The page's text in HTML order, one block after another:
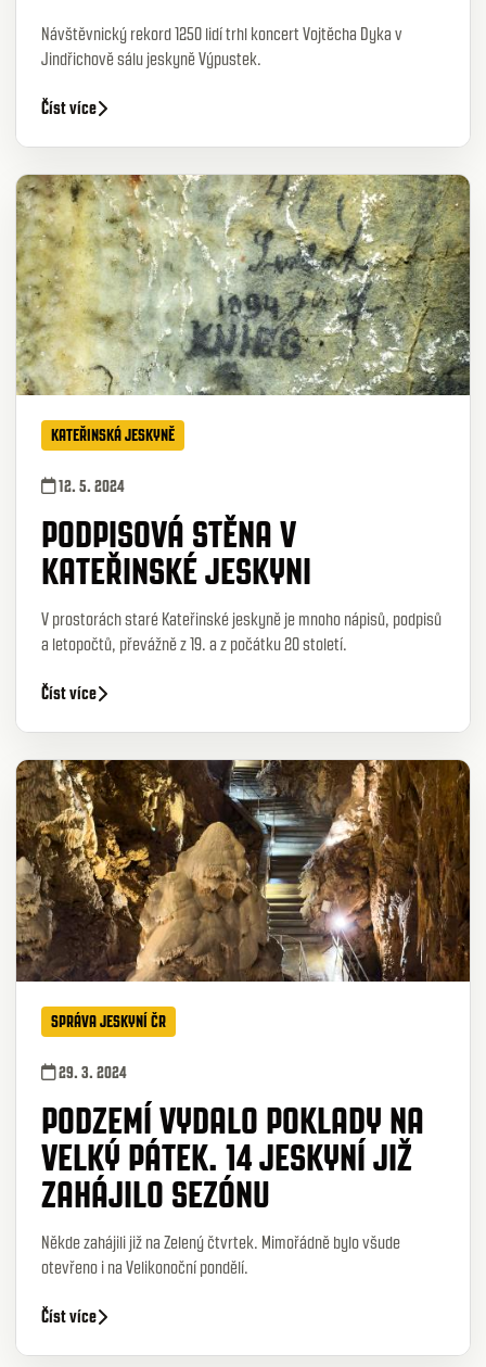
Návštěvnický rekord 1250 lidí trhl koncert Vojtěcha Dyka v
Jindřichově sálu jeskyně Výpustek.
Číst více
KATEŘINSKÁ JESKYNĚ
12. 5. 2024
PODPISOVÁ STĚNA V
KATEŘINSKÉ JESKYNI
V prostorách staré Kateřinské jeskyně je mnoho nápisů, podpisů
a letopočtů, převážně z 19. a z počátku 20 století.
Číst více
SPRÁVA JESKYNÍ ČR
29. 3. 2024
PODZEMÍ VYDALO POKLADY NA
VELKÝ PÁTEK. 14 JESKYNÍ JIŽ
ZAHÁJILO SEZÓNU
Někde zahájili již na Zelený čtvrtek. Mimořádně bylo všude
otevřeno i na Velikonoční pondělí.
Číst více